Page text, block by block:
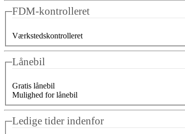
FDM-kontrolleret
Værkstedskontrolleret
Lånebil
Gratis lånebil
Mulighed for lånebil
Ledige tider indenfor